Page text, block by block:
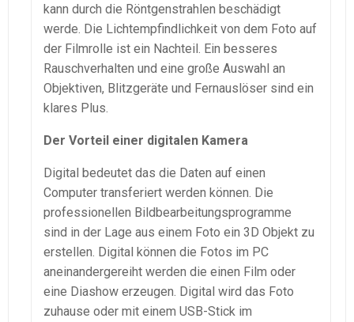
kann durch die Röntgenstrahlen beschädigt
werde. Die Lichtempfindlichkeit von dem Foto auf
der Filmrolle ist ein Nachteil. Ein besseres
Rauschverhalten und eine große Auswahl an
Objektiven, Blitzgeräte und Fernauslöser sind ein
klares Plus.
Der Vorteil einer digitalen Kamera
Digital bedeutet das die Daten auf einen
Computer transferiert werden können. Die
professionellen Bildbearbeitungsprogramme
sind in der Lage aus einem Foto ein 3D Objekt zu
erstellen. Digital können die Fotos im PC
aneinandergereiht werden die einen Film oder
eine Diashow erzeugen. Digital wird das Foto
zuhause oder mit einem USB-Stick im